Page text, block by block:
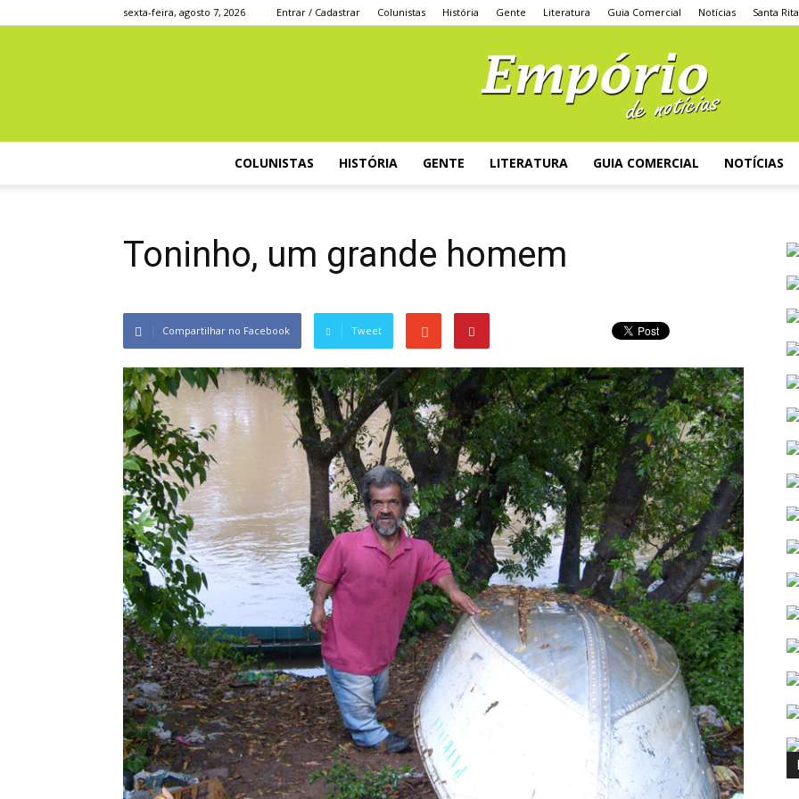
sexta-feira, agosto 7, 2026 Entrar / Cadastrar Colunistas História Gente Literatura Guia Comercial Notícias Santa
COLUNISTAS HISTÓRIA GENTE LITERATURA GUIA COMERCIAL NOTÍCIAS
Toninho, um grande homem
Compartilhar no Facebook Tweet